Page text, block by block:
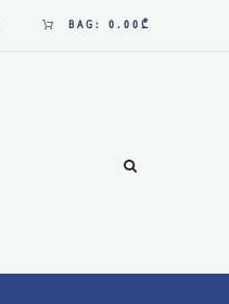
BAG: 0.00₾